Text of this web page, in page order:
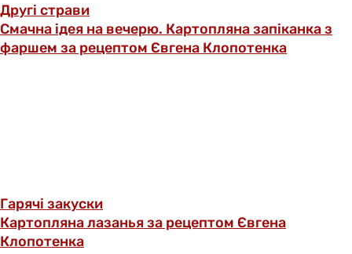
Другі страви
Смачна ідея на вечерю. Картопляна запіканка з
фаршем за рецептом Євгена Клопотенка
Гарячі закуски
Картопляна лазанья за рецептом Євгена
Клопотенка